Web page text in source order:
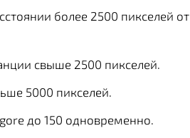
более 2500 пикселей от
свыше 2500 пикселей.
5000 пикселей.
до 150 одновременно.